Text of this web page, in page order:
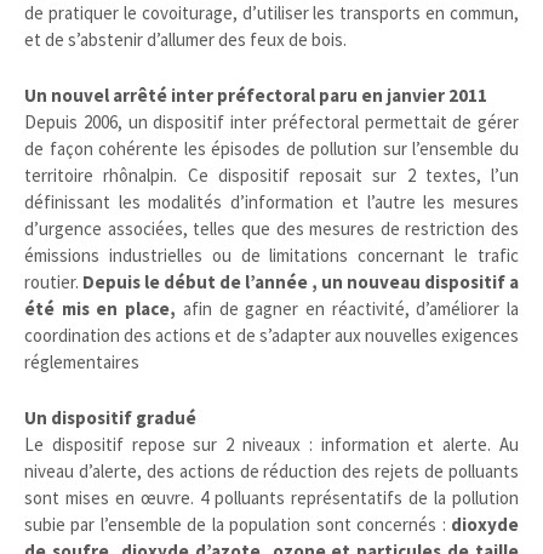
de pratiquer le covoiturage, d’utiliser les transports en commun,
et de s’abstenir d’allumer des feux de bois.
Un nouvel arrêté inter préfectoral paru en janvier 2011
Depuis 2006, un dispositif inter préfectoral permettait de gérer
de façon cohérente les épisodes de pollution sur l’ensemble du
territoire rhônalpin. Ce dispositif reposait sur 2 textes, l’un
définissant les modalités d’information et l’autre les mesures
d’urgence associées, telles que des mesures de restriction des
émissions industrielles ou de limitations concernant le trafic
routier. Depuis le début de l’année , un nouveau dispositif a
été mis en place, afin de gagner en réactivité, d’améliorer la
coordination des actions et de s’adapter aux nouvelles exigences
réglementaires
Un dispositif gradué
Le dispositif repose sur 2 niveaux : information et alerte. Au
niveau d’alerte, des actions de réduction des rejets de polluants
sont mises en œuvre. 4 polluants représentatifs de la pollution
subie par l’ensemble de la population sont concernés : dioxyde